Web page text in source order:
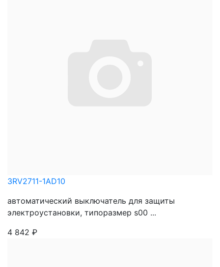
3RV2711-1AD10
автоматический выключатель для защиты
электроустановки, типоразмер s00 ...
4 842 ₽